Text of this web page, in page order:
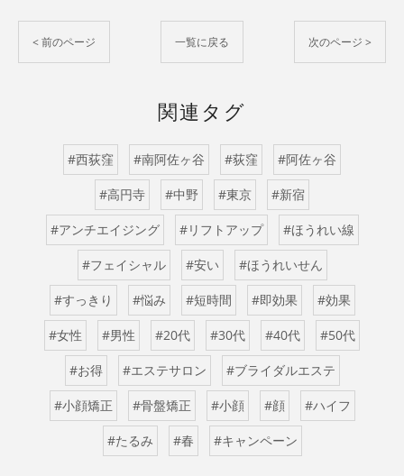
< 前のページ 一覧に戻る 次のページ >
関連タグ
#西荻窪 #南阿佐ヶ谷 #荻窪 #阿佐ヶ谷
#高円寺 #中野 #東京 #新宿
#アンチエイジング #リフトアップ #ほうれい線
#フェイシャル #安い #ほうれいせん
#すっきり #悩み #短時間 #即効果 #効果
#女性 #男性 #20代 #30代 #40代 #50代
#お得 #エステサロン #ブライダルエステ
#小顔矯正 #骨盤矯正 #小顔 #顔 #ハイフ
#たるみ #春 #キャンペーン